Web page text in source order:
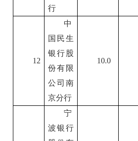
行
12
中
国民生
银行股
份有限
公司南
京分行
10.0
宁
波银行